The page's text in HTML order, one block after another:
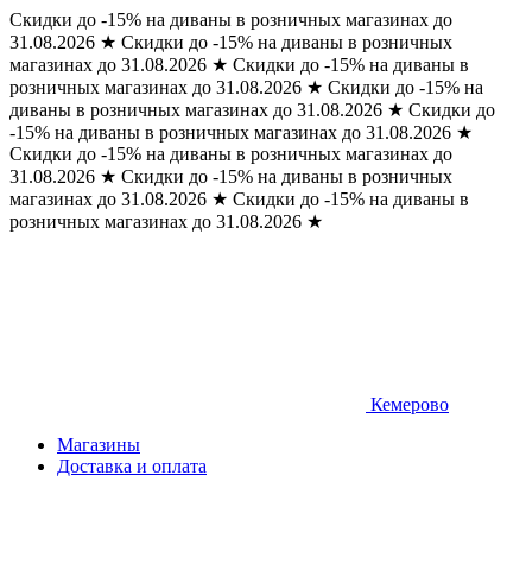
Скидки до -15% на диваны в розничных магазинах до
31.08.2026 ★ Скидки до -15% на диваны в розничных
магазинах до 31.08.2026 ★ Скидки до -15% на диваны в
розничных магазинах до 31.08.2026 ★ Скидки до -15% на
диваны в розничных магазинах до 31.08.2026 ★ Скидки до
-15% на диваны в розничных магазинах до 31.08.2026 ★
Скидки до -15% на диваны в розничных магазинах до
31.08.2026 ★ Скидки до -15% на диваны в розничных
магазинах до 31.08.2026 ★ Скидки до -15% на диваны в
розничных магазинах до 31.08.2026 ★
Кемерово
Магазины
Доставка и оплата